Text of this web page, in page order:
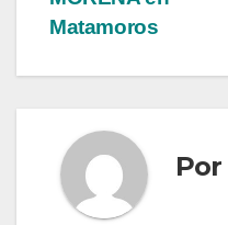
Matamoros
Por